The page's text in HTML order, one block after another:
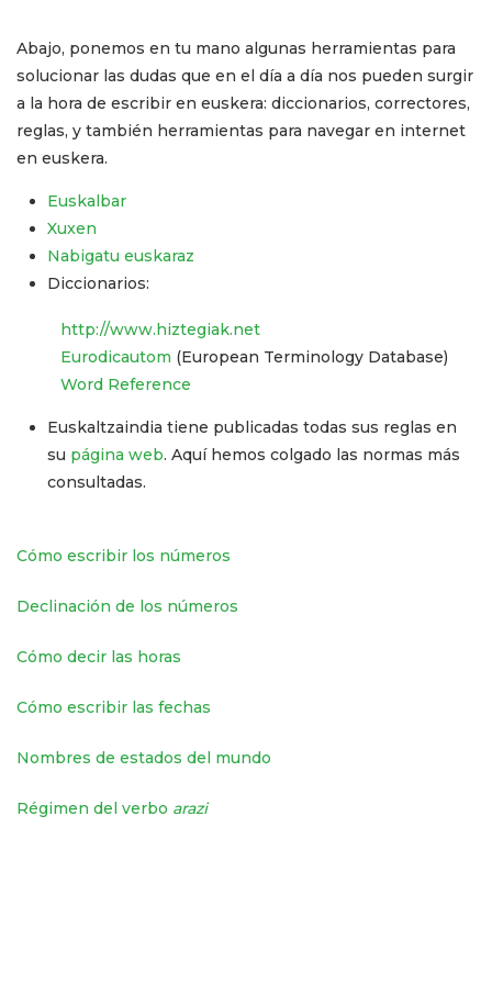
Abajo, ponemos en tu mano algunas herramientas para
solucionar las dudas que en el día a día nos pueden surgir
a la hora de escribir en euskera: diccionarios, correctores,
reglas, y también herramientas para navegar en internet
en euskera.
Euskalbar
Xuxen
Nabigatu euskaraz
Diccionarios:
http://www.hiztegiak.net
Eurodicautom (European Terminology Database)
Word Reference
Euskaltzaindia tiene publicadas todas sus reglas en
su página web. Aquí hemos colgado las normas más
consultadas.
Cómo escribir los números
Declinación de los números
Cómo decir las horas
Cómo escribir las fechas
Nombres de estados del mundo
Régimen del verbo arazi